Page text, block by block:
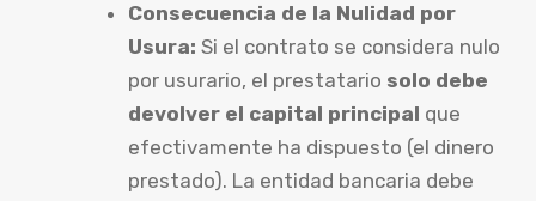
Consecuencia de la Nulidad por
Usura: Si el contrato se considera nulo
por usurario, el prestatario solo debe
devolver el capital principal que
efectivamente ha dispuesto (el dinero
prestado). La entidad bancaria debe